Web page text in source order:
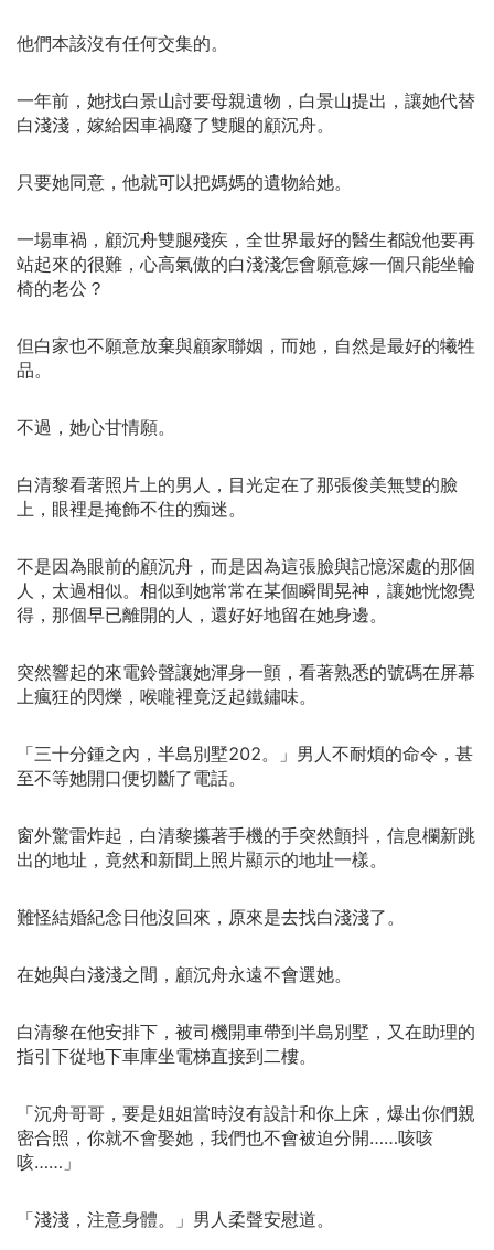
他們本該沒有任何交集的。
一年前，她找白景山討要母親遺物，白景山提出，讓她代替
白淺淺，嫁給因車禍廢了雙腿的顧沉舟。
只要她同意，他就可以把媽媽的遺物給她。
一場車禍，顧沉舟雙腿殘疾，全世界最好的醫生都說他要再
站起來的很難，心高氣傲的白淺淺怎會願意嫁一個只能坐輪
椅的老公？
但白家也不願意放棄與顧家聯姻，而她，自然是最好的犧牲
品。
不過，她心甘情願。
白清黎看著照片上的男人，目光定在了那張俊美無雙的臉
上，眼裡是掩飾不住的痴迷。
不是因為眼前的顧沉舟，而是因為這張臉與記憶深處的那個
人，太過相似。相似到她常常在某個瞬間晃神，讓她恍惚覺
得，那個早已離開的人，還好好地留在她身邊。
突然響起的來電鈴聲讓她渾身一顫，看著熟悉的號碼在屏幕
上瘋狂的閃爍，喉嚨裡竟泛起鐵鏽味。
「三十分鍾之內，半島別墅202。」男人不耐煩的命令，甚
至不等她開口便切斷了電話。
窗外驚雷炸起，白清黎攥著手機的手突然顫抖，信息欄新跳
出的地址，竟然和新聞上照片顯示的地址一樣。
難怪結婚紀念日他沒回來，原來是去找白淺淺了。
在她與白淺淺之間，顧沉舟永遠不會選她。
白清黎在他安排下，被司機開車帶到半島別墅，又在助理的
指引下從地下車庫坐電梯直接到二樓。
「沉舟哥哥，要是姐姐當時沒有設計和你上床，爆出你們親
密合照，你就不會娶她，我們也不會被迫分開……咳咳
咳……」
「淺淺，注意身體。」男人柔聲安慰道。